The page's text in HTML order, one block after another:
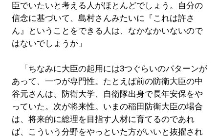
臣でいたいと考える人がほとんどでしょう。自分の
信念に基づいて、島村さんみたいに『これは許さ
ん』ということをできる人は、なかなかいないので
はないでしょうか」
「ちなみに大臣の起用には3つぐらいのパターンが
あって、一つが専門性。たとえば前の防衛大臣の中
谷元さんは、防衛大学、自衛隊出身で長年安保をや
っていた。次が将来性。いまの稲田防衛大臣の場合
は、将来的に総理を目指す人材に育てるのであれ
ば、こういう分野をやっといた方がいいと抜擢され